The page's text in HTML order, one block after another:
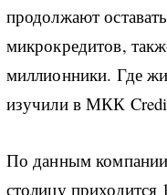
продолжают
микрокредитов,
миллионники. Где
изучили в МКК
По данным компании
столицу приходится